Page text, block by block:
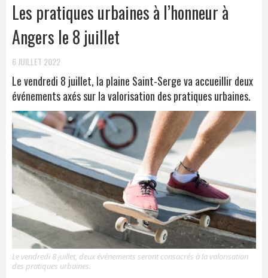
Les pratiques urbaines à l’honneur à
Angers le 8 juillet
6 JUILLET 2022
Le vendredi 8 juillet, la plaine Saint-Serge va accueillir deux
événements axés sur la valorisation des pratiques urbaines.
Le vendredi 8 juillet, deux événements seront consacrés à la valorisation
des pratiques urbaines.